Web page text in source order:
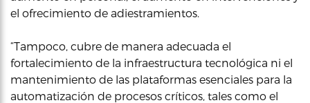
el ofrecimiento de adiestramientos.
“Tampoco, cubre de manera adecuada el
fortalecimiento de la infraestructura tecnológica ni el
mantenimiento de las plataformas esenciales para la
automatización de procesos críticos, tales como el